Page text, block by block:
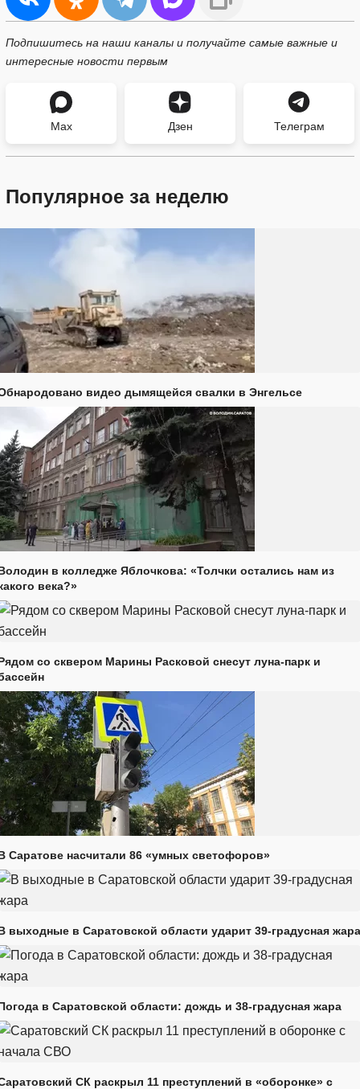
Подпишитесь на наши каналы и получайте самые важные и
интересные новости первым
Max Дзен Телеграм
Популярное за неделю
видео дымящейся свалки в Энгельсе
в колледже Яблочкова: «Толчки остались нам из
века?»
со сквером Марины Расковой снесут луна-парк и
Саратове насчитали 86 «умных светофоров»
выходные в Саратовской области ударит 39-градусная жара
в Саратовской области: дождь и 38-градусная жара
СК раскрыл 11 преступлений в «оборонке» с